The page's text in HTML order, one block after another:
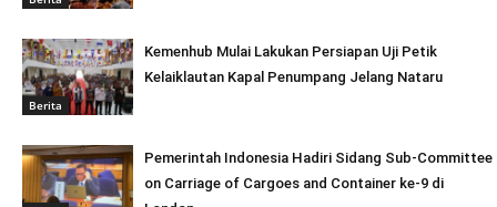
Berita
Kemenhub Mulai Lakukan Persiapan Uji Petik
Kelaiklautan Kapal Penumpang Jelang Nataru
Pemerintah Indonesia Hadiri Sidang Sub-Committee
on Carriage of Cargoes and Container ke-9 di